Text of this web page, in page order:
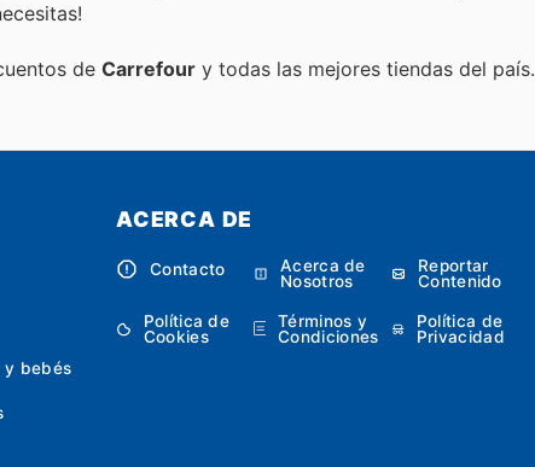
de Carrefour y todas las mejores tiendas del país.
y bebés
ACERCA DE
Contacto
Acerca de
Nosotros
Reportar
Contenido
Política de
Cookies
Términos y
Condiciones
Política de
Privacidad